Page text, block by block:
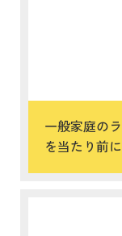
一般家庭の
を当たり前に